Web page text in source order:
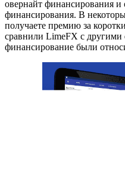
овернайт финансирования и
финансирования. В
получаете премию за
сравнили LimeFX с другими
финансирование были